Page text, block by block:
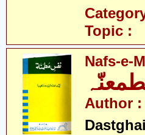
Topic :
Nafs-e-
Author :